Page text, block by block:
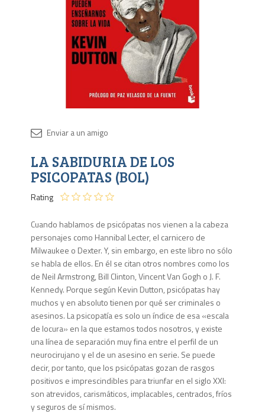
LA SABIDURIA DE LOS
PSICOPATAS (BOL)
Rating
Cuando hablamos de psicópatas nos vienen a la cabeza
personajes como Hannibal Lecter, el carnicero de
Milwaukee o Dexter. Y, sin embargo, en este libro no sólo
se habla de ellos. En él se citan otros nombres como los
de Neil Armstrong, Bill Clinton, Vincent Van Gogh o J. F.
Kennedy. Porque según Kevin Dutton, psicópatas hay
muchos y en absoluto tienen por qué ser criminales o
asesinos. La psicopatía es solo un índice de esa «escala
de locura» en la que estamos todos nosotros, y existe
una línea de separación muy fina entre el perfil de un
neurocirujano y el de un asesino en serie. Se puede
decir, por tanto, que los psicópatas gozan de rasgos
positivos e imprescindibles para triunfar en el siglo XXI:
son atrevidos, carismáticos, implacables, centrados, fríos
y seguros de sí mismos.